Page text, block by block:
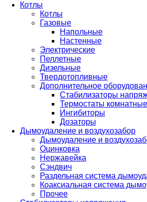
Котлы
Котлы
Газовые
Напольные
Настенные
Электрические
Пеллетные
Дизельные
Твердотопливные
Дополнительное
Стабилизаторы
Термостаты комнатные
Ингибиторы
Дозаторы
Дымоудаление и воздухозабор
Дымоудаление и
Оцинковка
Нержавейка
Сэндвич
Раздельная система
Коаксиальная система
Прочее